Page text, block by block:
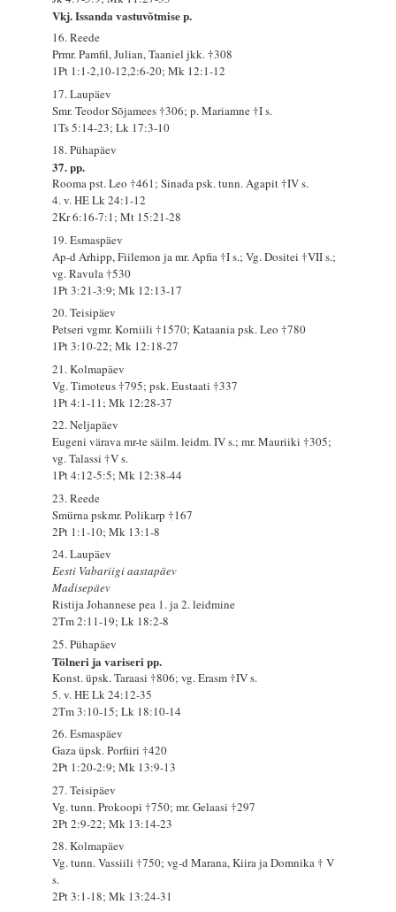
Vkj. Issanda vastuvõtmise p.
16. Reede
Prmr. Pamfil, Julian, Taaniel jkk. †308
1Pt 1:1-2,10-12,2:6-20; Mk 12:1-12
17. Laupäev
Smr. Teodor Sõjamees †306; p. Mariamne †I s.
1Ts 5:14-23; Lk 17:3-10
18. Pühapäev
37. pp.
Rooma pst. Leo †461; Sinada psk. tunn. Agapit †IV s.
4. v. HE Lk 24:1-12
2Kr 6:16-7:1; Mt 15:21-28
19. Esmaspäev
Ap-d Arhipp, Fiilemon ja mr. Apfia †I s.; Vg. Dositei †VII s.;
vg. Ravula †530
1Pt 3:21-3:9; Mk 12:13-17
20. Teisipäev
Petseri vgmr. Korniili †1570; Kataania psk. Leo †780
1Pt 3:10-22; Mk 12:18-27
21. Kolmapäev
Vg. Timoteus †795; psk. Eustaati †337
1Pt 4:1-11; Mk 12:28-37
22. Neljapäev
Eugeni värava mr-te säilm. leidm. IV s.; mr. Mauriiki †305;
vg. Talassi †V s.
1Pt 4:12-5:5; Mk 12:38-44
23. Reede
Smürna pskmr. Polikarp †167
2Pt 1:1-10; Mk 13:1-8
24. Laupäev
Eesti Vabariigi aastapäev
Madisepäev
Ristija Johannese pea 1. ja 2. leidmine
2Tm 2:11-19; Lk 18:2-8
25. Pühapäev
Tölneri ja variseri pp.
Konst. üpsk. Taraasi †806; vg. Erasm †IV s.
5. v. HE Lk 24:12-35
2Tm 3:10-15; Lk 18:10-14
26. Esmaspäev
Gaza üpsk. Porfiiri †420
2Pt 1:20-2:9; Mk 13:9-13
27. Teisipäev
Vg. tunn. Prokoopi †750; mr. Gelaasi †297
2Pt 2:9-22; Mk 13:14-23
28. Kolmapäev
Vg. tunn. Vassiili †750; vg-d Marana, Kiira ja Domnika † V
s.
2Pt 3:1-18; Mk 13:24-31